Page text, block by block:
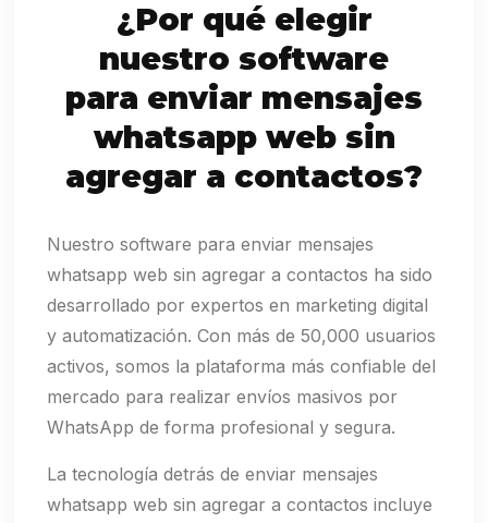
¿Por qué elegir
nuestro software
para enviar mensajes
whatsapp web sin
agregar a contactos?
Nuestro software para enviar mensajes
whatsapp web sin agregar a contactos ha sido
desarrollado por expertos en marketing digital
y automatización. Con más de 50,000 usuarios
activos, somos la plataforma más confiable del
mercado para realizar envíos masivos por
WhatsApp de forma profesional y segura.
La tecnología detrás de enviar mensajes
whatsapp web sin agregar a contactos incluye